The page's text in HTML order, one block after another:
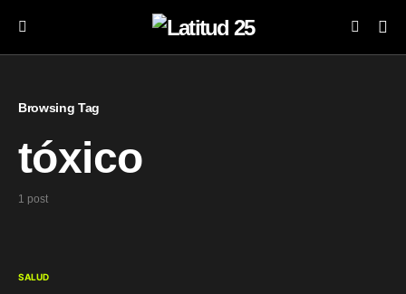
Browsing Tag
tóxico
1 post
SALUD